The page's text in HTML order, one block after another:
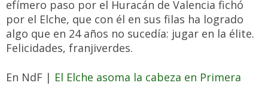
efímero paso por el Huracán de Valencia fichó
por el Elche, que con él en sus filas ha logrado
algo que en 24 años no sucedía: jugar en la élite.
Felicidades, franjiverdes.
En NdF | El Elche asoma la cabeza en Primera